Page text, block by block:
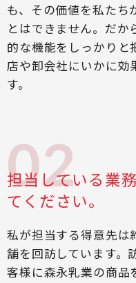
も、その価値を私たち
とはできません。だか
的な機能をしっかりと
店や卸会社にいかに効
す。
担当している業
てください。
私が担当する得意先は
舗を回訪しています。
客様に森永乳業の商品